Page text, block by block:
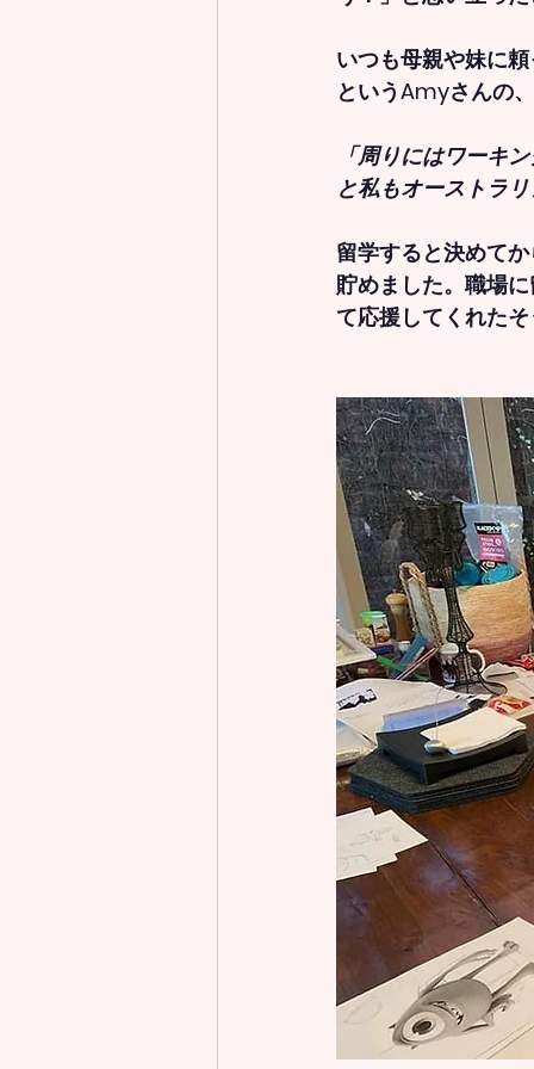
いつも母親や妹に
というAmyさんの
「周りにはワーキ
と私もオーストラ
留学すると決めて
貯めました。職場
て応援してくれた